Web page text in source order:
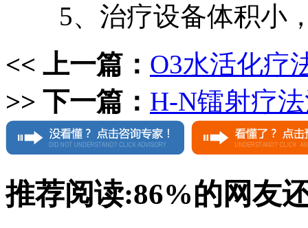
5、治疗设备体积小，
<< 上一篇： O3水活化疗
>> 下一篇： H-N镭射疗
推荐阅读:86%的网友